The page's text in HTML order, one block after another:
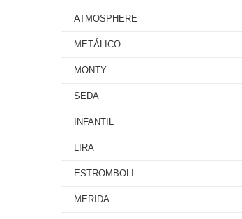
ATMOSPHERE
METÁLICO
MONTY
SEDA
INFANTIL
LIRA
ESTROMBOLI
MERIDA